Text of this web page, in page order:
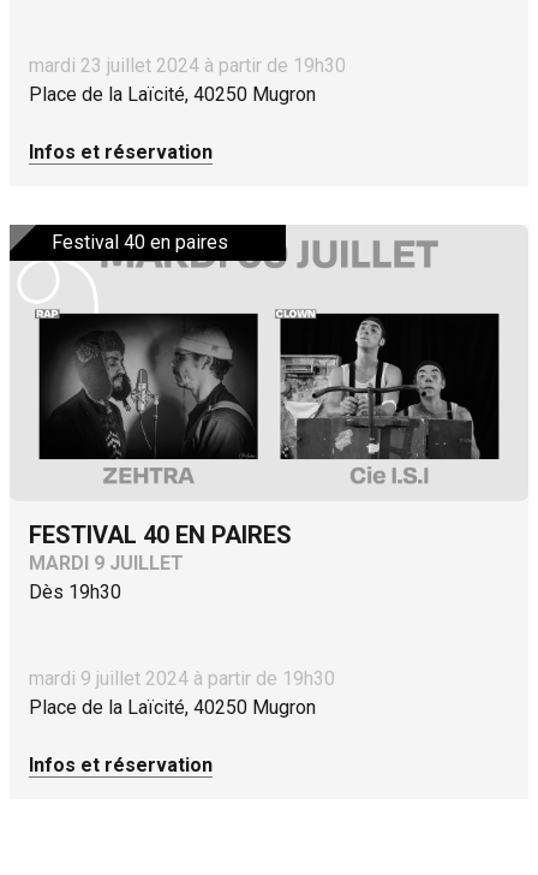
mardi 23 juillet 2024 à partir de 19h30
Place de la Laïcité, 40250 Mugron
Infos et réservation
Festival 40 en paires
FESTIVAL 40 EN PAIRES
MARDI 9 JUILLET
Dès 19h30
mardi 9 juillet 2024 à partir de 19h30
Place de la Laïcité, 40250 Mugron
Infos et réservation